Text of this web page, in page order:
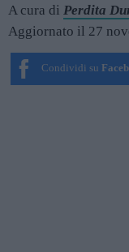
A cura di Perdita
Aggiornato il 27
Condividi su